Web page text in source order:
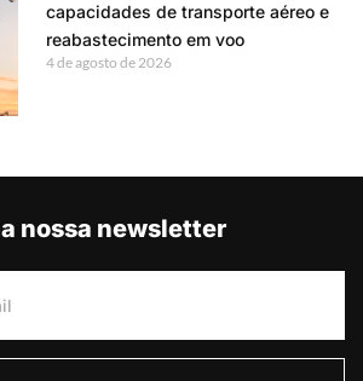
capacidades de transporte aéreo e
reabastecimento em voo
4 de agosto de 2026
nossa newsletter